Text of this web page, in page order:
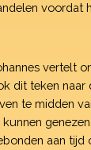
voordat
vertelt
dit teken naar
te midden
kunnen
aan tijd